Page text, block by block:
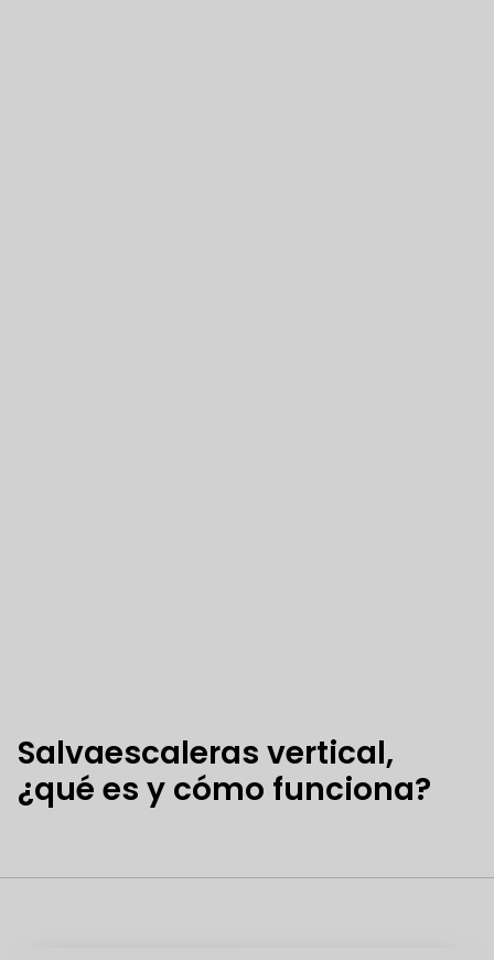
Salvaescaleras vertical,
¿qué es y cómo funciona?